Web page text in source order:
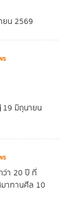
น 2569
19 มิถุนายน
ว่า 20 ปี ที่
มาทานศีล 10